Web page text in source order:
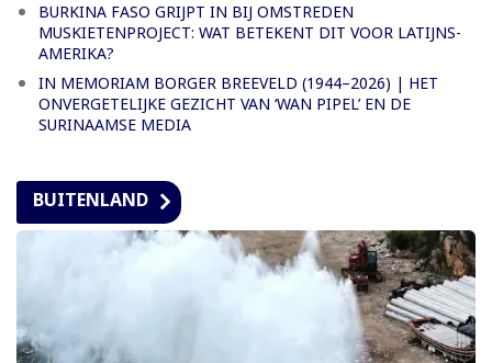
BURKINA FASO GRIJPT IN BIJ OMSTREDEN
MUSKIETENPROJECT: WAT BETEKENT DIT VOOR LATIJNS-
AMERIKA?
IN MEMORIAM BORGER BREEVELD (1944–2026) | HET
ONVERGETELIJKE GEZICHT VAN ‘WAN PIPEL’ EN DE
SURINAAMSE MEDIA
BUITENLAND